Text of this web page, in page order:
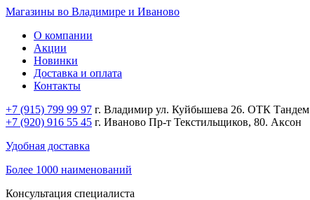
Магазины во Владимире и Иваново
О компании
Акции
Новинки
Доставка и оплата
Контакты
+7 (915) 799 99 97 г. Владимир ул. Куйбышева 26. ОТК Тандем
+7 (920) 916 55 45 г. Иваново Пр-т Текстильщиков, 80. Аксон
Удобная доставка
Более 1000 наименований
Консультация специалиста